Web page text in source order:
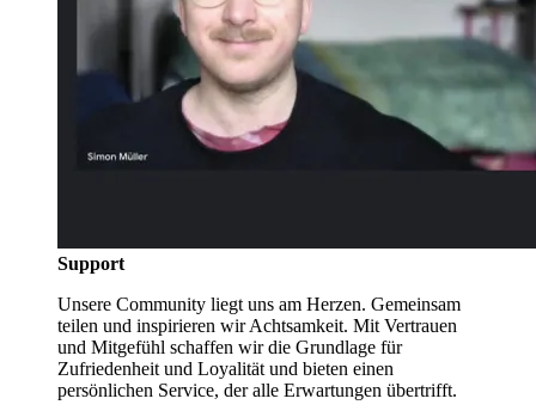
Support
Unsere Community liegt uns am Herzen. Gemeinsam
teilen und inspirieren wir Achtsamkeit. Mit Vertrauen
und Mitgefühl schaffen wir die Grundlage für
Zufriedenheit und Loyalität und bieten einen
persönlichen Service, der alle Erwartungen übertrifft.